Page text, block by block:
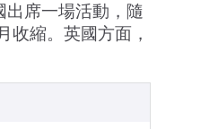
出席一場活動，隨
收縮。英國方面，